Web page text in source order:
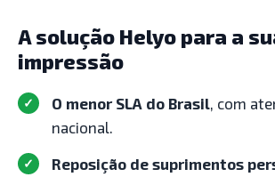
A solução Helyo para a
impressão
O menor SLA do Brasil, com
nacional.
Reposição de suprimentos